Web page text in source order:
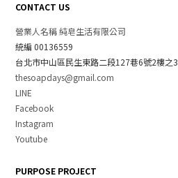
CONTACT US
營業人名稱 純皂生活有限公司
統編 00136559
台北市中山區民生東路二段127巷6號2樓之3
thesoapdays@gmail.com
LINE
Facebook
Instagram
Youtube
PURPOSE PROJECT